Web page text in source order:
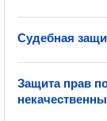
Судебная
Защита прав